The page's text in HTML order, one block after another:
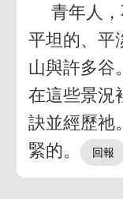
青年人
平坦的、平
山與許多谷
在這些景況
訣並經歷祂
緊的。